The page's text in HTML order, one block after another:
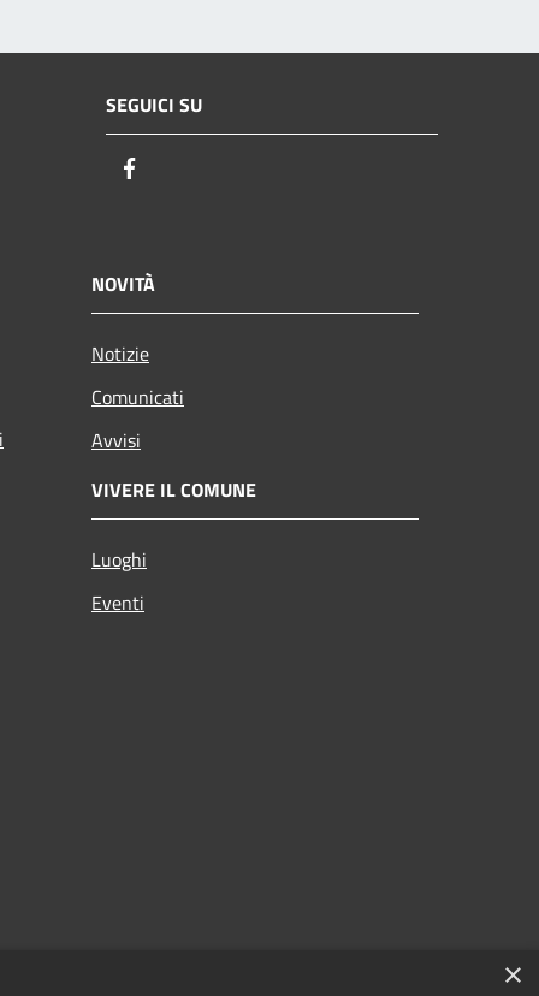
SEGUICI SU
NOVITÀ
Notizie
Comunicati
Avvisi
VIVERE IL COMUNE
Luoghi
Eventi
×